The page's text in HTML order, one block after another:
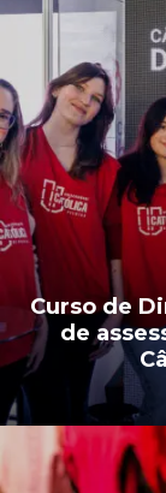
Curso de
de